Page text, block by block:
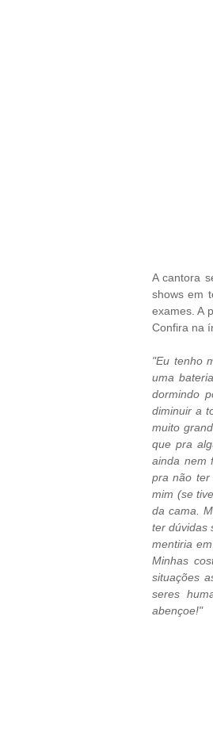
A cantora
shows em
exames. A
Confira na
"Eu tenho
uma
dormindo
diminuir a
muito
que pra
ainda nem
pra não ter
mim (se
da cama.
ter dúvidas
mentiria
Minhas
situações
seres
abençoe!"